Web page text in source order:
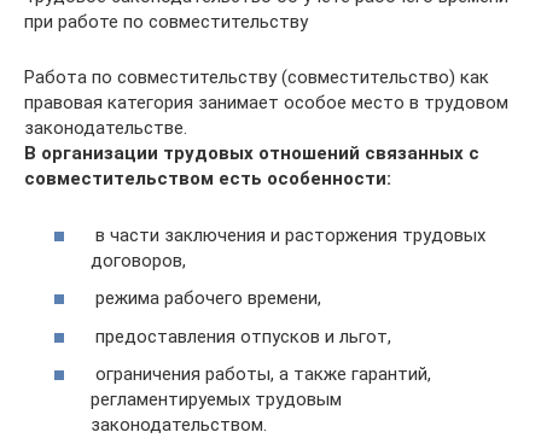
при работе по совместительству
Работа по совместительству (совместительство) как
правовая категория занимает особое место в трудовом
законодательстве.
В организации трудовых отношений связанных с
совместительством есть особенности:
в части заключения и расторжения трудовых
договоров,
режима рабочего времени,
предоставления отпусков и льгот,
ограничения работы, а также гарантий,
регламентируемых трудовым
законодательством.